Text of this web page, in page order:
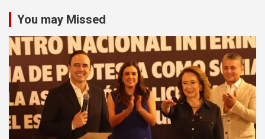
You may Missed